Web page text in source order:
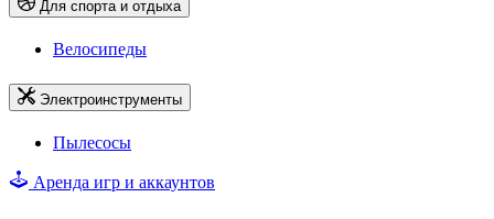
Для спорта и отдыха
Велосипеды
Электроинструменты
Пылесосы
Аренда игр и аккаунтов